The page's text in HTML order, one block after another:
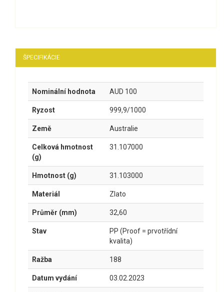
ŠPECIFIKÁCIE
Nominální hodnota AUD 100
Ryzost 999,9/1000
Země Australie
Celková hmotnost
(g)
31.107000
Hmotnost (g) 31.103000
Materiál Zlato
Průměr (mm) 32,60
Stav
PP (Proof = prvotřídní
kvalita)
Ražba 188
Datum vydání 03.02.2023